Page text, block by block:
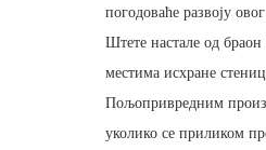
погодоваће развоју
Штете настале од
местима исхране
Пољопривредним
уколико се приликом